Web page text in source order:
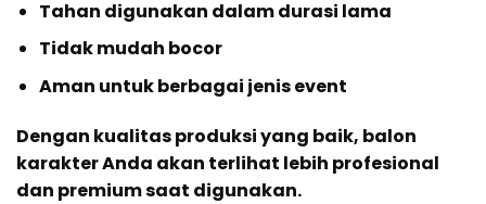
Tahan digunakan dalam durasi lama
Tidak mudah bocor
Aman untuk berbagai jenis event
Dengan kualitas produksi yang baik, balon
karakter Anda akan terlihat lebih profesional
dan premium saat digunakan.